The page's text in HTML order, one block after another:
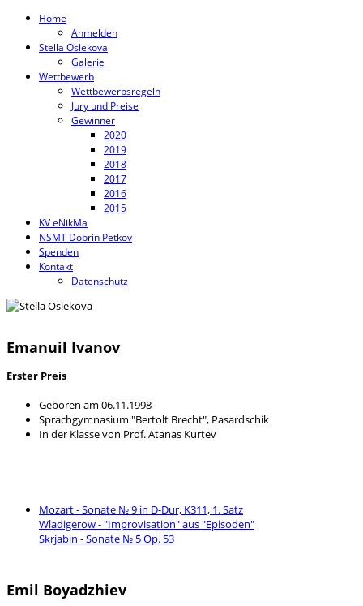
Home
Anmelden
Stella Oslekova
Galerie
Wettbewerb
Wettbewerbsregeln
Jury und Preise
Gewinner
2020
2019
2018
2017
2016
2015
KV eNikMa
NSMT Dobrin Petkov
Spenden
Kontakt
Datenschutz
Emanuil Ivanov
Erster Preis
Geboren am 06.11.1998
Sprachgymnasium "Bertolt Brecht", Pasardschik
In der Klasse von Prof. Atanas Kurtev
Mozart - Sonate № 9 in D-Dur, K311, 1. Satz
Wladigerow - "Improvisation" aus "Episoden"
Skrjabin - Sonate № 5 Op. 53
Emil Boyadzhiev